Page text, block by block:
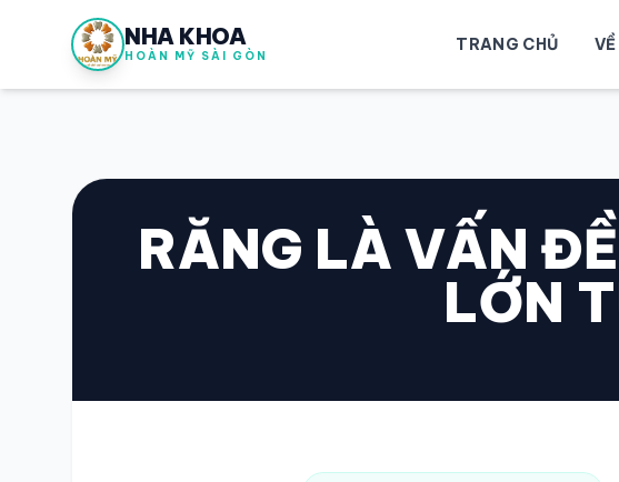
NHA KHOA
HOÀN MỸ SÀI GÒN
TRANG CHỦ
RĂNG LÀ VẤN
LỚN